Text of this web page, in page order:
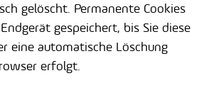
gelöscht. Permanente Cookies
gespeichert, bis Sie diese
eine automatische Löschung
erfolgt.